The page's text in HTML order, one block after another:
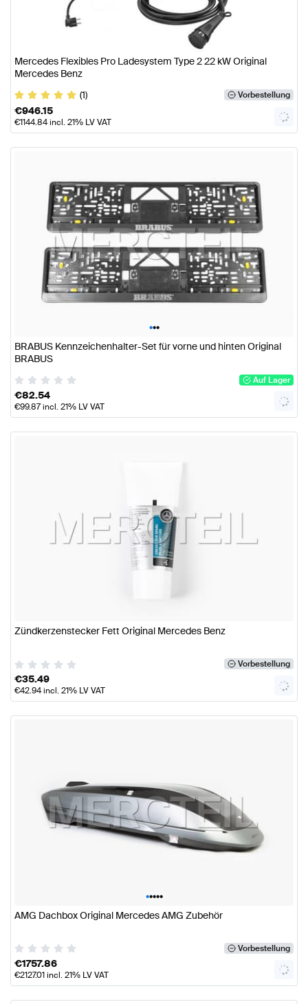
Mercedes Flexibles Pro Ladesystem Type 2 22 kW Original
Mercedes Benz
(1)
Vorbestellung
€946.15
€1144.84incl. 21% LV VAT
•••
BRABUS Kennzeichenhalter-Set für vorne und hinten Original
BRABUS
Auf Lager
€82.54
€99.87incl. 21% LV VAT
Zündkerzenstecker Fett Original Mercedes Benz
Vorbestellung
€35.49
€42.94incl. 21% LV VAT
•••••
AMG Dachbox Original Mercedes AMG Zubehör
Vorbestellung
€1757.86
€2127.01incl. 21% LV VAT